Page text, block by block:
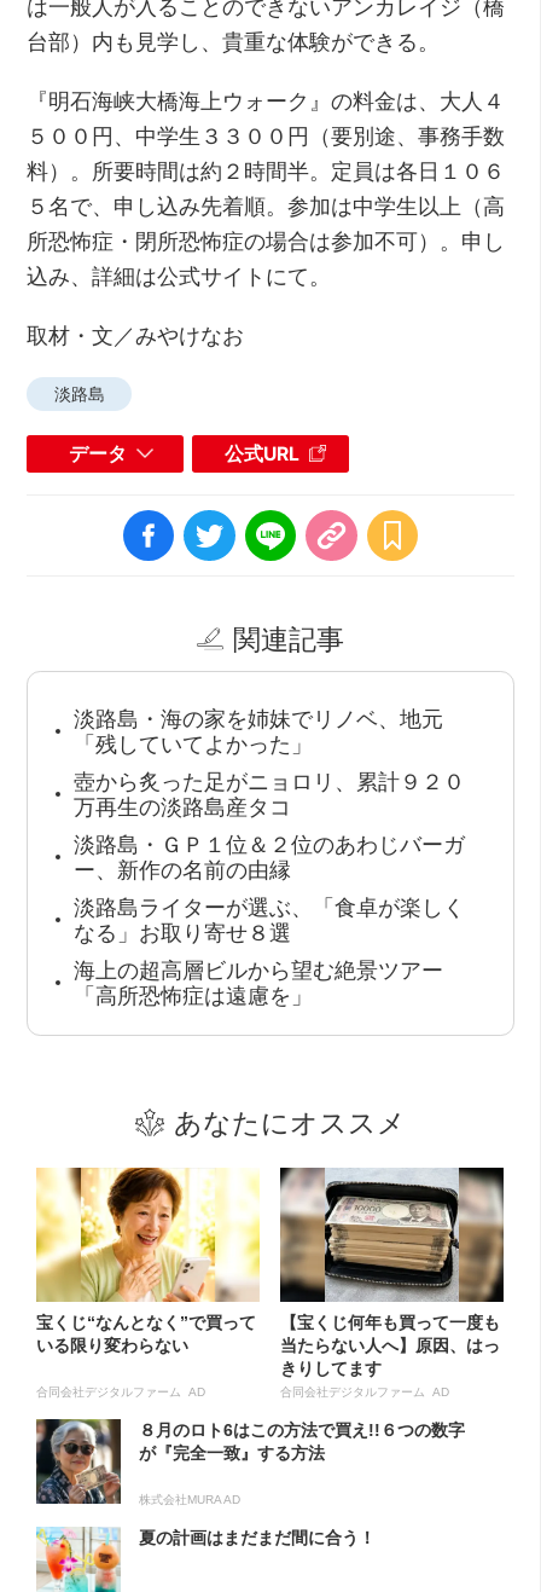
は一般人が入ることのできないアンカレイジ（橋
台部）内も見学し、貴重な体験ができる。
『明石海峡大橋海上ウォーク』の料金は、大人４
５００円、中学生３３００円（要別途、事務手数
料）。所要時間は約２時間半。定員は各日１０６
５名で、申し込み先着順。参加は中学生以上（高
所恐怖症・閉所恐怖症の場合は参加不可）。申し
込み、詳細は公式サイトにて。
取材・文／みやけなお
淡路島
データ 公式URL
関連記事
淡路島・海の家を姉妹でリノベ、地元
「残していてよかった」
壺から炙った足がニョロリ、累計９２０
万再生の淡路島産タコ
淡路島・ＧＰ１位＆２位のあわじバーガ
ー、新作の名前の由縁
淡路島ライターが選ぶ、「食卓が楽しく
なる」お取り寄せ８選
海上の超高層ビルから望む絶景ツアー
「高所恐怖症は遠慮を」
あなたにオススメ
宝くじ“なんとなく”で買って
いる限り変わらない
合同会社デジタルファーム AD
【宝くじ何年も買って一度も
当たらない人へ】原因、はっ
きりしてます
合同会社デジタルファーム AD
８月のロト6はこの方法で買え!!６つの数字
が『完全一致』する方法
株式会社MURA AD
夏の計画はまだまだ間に合う！